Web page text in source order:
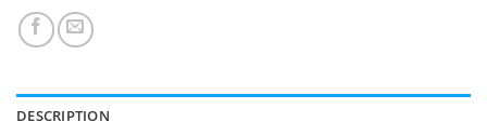
DESCRIPTION